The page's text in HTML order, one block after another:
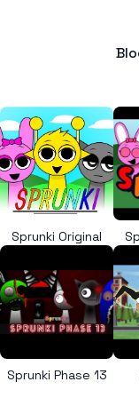
Sprunki Original
Sprunki Phase 13